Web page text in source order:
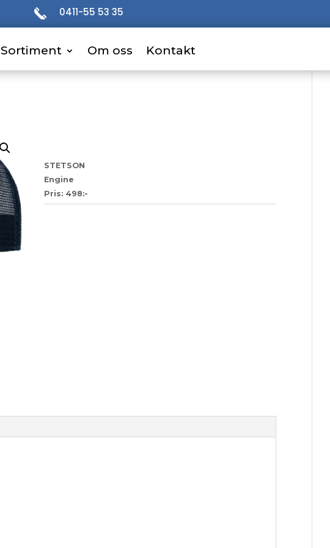
0411-55 53 35
Sortiment Om oss Kontakt
Sortiment Om oss Kontakt
STETSON
Engine
Pris: 498:-